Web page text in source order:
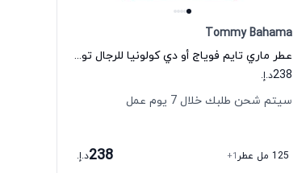
Tommy Bahama
عطر ماري تايم فوياج أو دي كولونيا للرجال تومي بَهاما
238د.إ.
سيتم شحن طلبك خلال 7 يوم عمل
125 مل عطر +1
238د.إ.